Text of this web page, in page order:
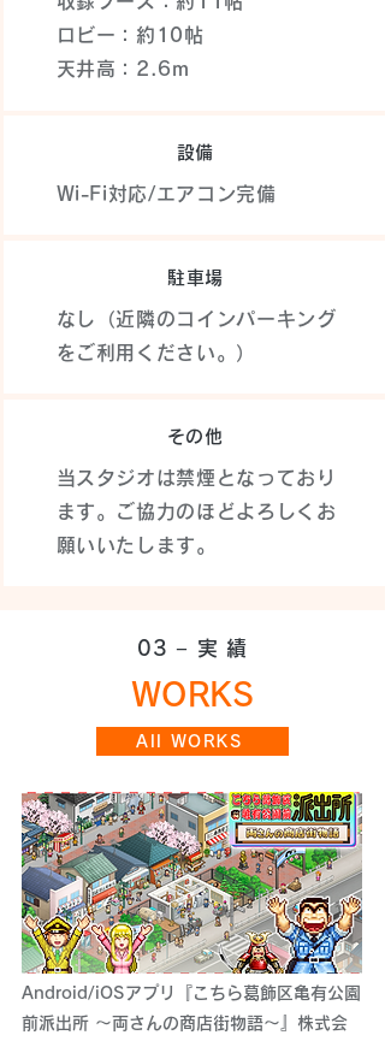
ロビー：約10帖
​天井高：2.6m
設備
Wi-Fi対応/エアコン完備
駐車場
なし（近隣のコインパーキング
をご利用ください。）
​その他
当スタジオは禁煙となっており
ます。ご協力のほどよろしくお
願いいたします。
03 − 実 績
WORKS
All WORKS
Android/iOSアプリ『こちら葛飾区亀有公園
前派出所 ～両さんの商店街物語～』株式会